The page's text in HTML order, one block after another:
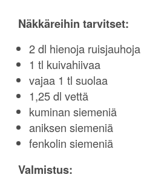
Näkkäreihin tarvitset:
2 dl hienoja ruisjauhoja
1 tl kuivahiivaa
vajaa 1 tl suolaa
1,25 dl vettä
kuminan siemeniä
aniksen siemeniä
fenkolin siemeniä
Valmistus: